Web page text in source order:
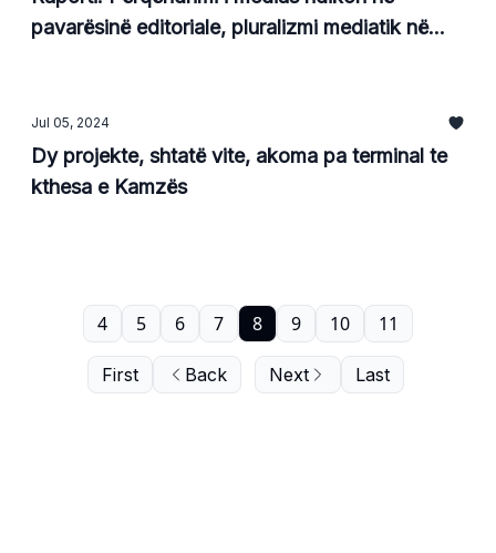
pavarësinë editoriale, pluralizmi mediatik në
Jul 05, 2024
Dy projekte, shtatë vite, akoma pa terminal te
kthesa e Kamzës
First Back
4 5 6 7 8 9 10 11
Next Last